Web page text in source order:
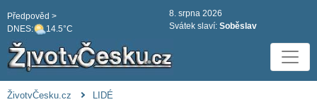
DNES: 14.5°C
Předpověd >
8. srpna 2026
Svátek slaví: Soběslav
ŽivotvČesku.cz LIDÉ